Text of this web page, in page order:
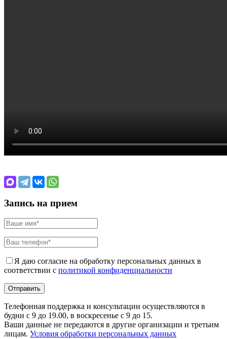
Запись на прием
Я даю согласие на обработку персональных данных в
соответствии с политикой конфиденциальности
Телефонная поддержка и консультации осуществляются в
будни с 9 до 19.00, в воскресенье с 9 до 15.
Ваши данные не передаются в другие организации и третьим
лицам. Условия обработки персональных данных